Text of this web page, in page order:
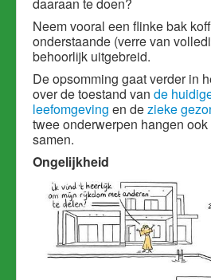
Neem vooral een flinke bak
onderstaande (verre van
behoorlijk uitgebreid.
De opsomming gaat verder in
over de toestand van de
leefomgeving en dezieke
twee onderwerpen hangen
samen.
Ongelijkheid